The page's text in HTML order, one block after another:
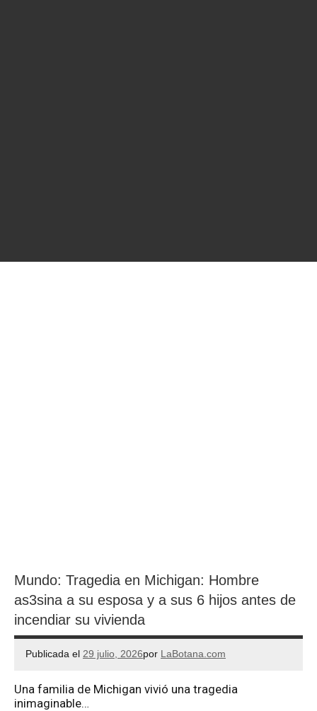
Mundo: Tragedia en Michigan: Hombre
as3sina a su esposa y a sus 6 hijos antes de
incendiar su vivienda
Publicada el 29 julio, 2026por LaBotana.com
Una familia de Michigan vivió una tragedia
inimaginable…